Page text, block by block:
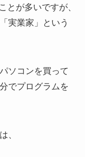
とが多いですが、
実業家」という
ソコンを買って
でプログラムを
、